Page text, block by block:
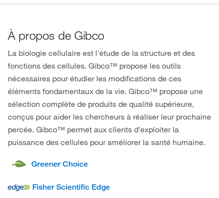
À propos de Gibco
La biologie cellulaire est l'étude de la structure et des
fonctions des cellules. Gibco™ propose les outils
nécessaires pour étudier les modifications de ces
éléments fondamentaux de la vie. Gibco™ propose une
sélection complète de produits de qualité supérieure,
conçus pour aider les chercheurs à réaliser leur prochaine
percée. Gibco™ permet aux clients d'exploiter la
puissance des cellules pour améliorer la santé humaine.
Greener Choice
Fisher Scientific Edge